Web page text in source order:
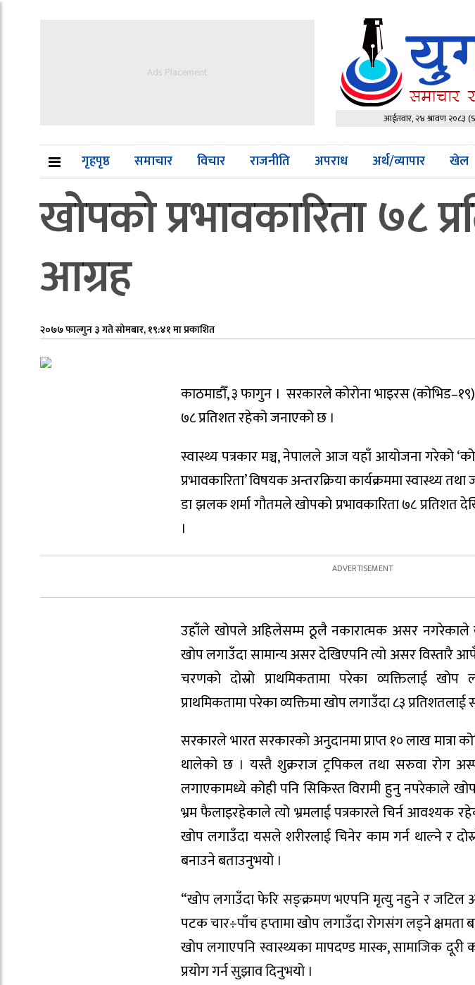
Ads Placement
आईतवार, २४ श्रावण २०८३
गृहपृष्ठ समाचार विचार राजनीति अपराध अर्थ/व्यापार खेल
खोपको प्रभावकारिता ७८
आग्रह
२०७७ फाल्गुन ३ गते सोमबार, १९:४१ मा प्रकाशित
काठमाडौँ, ३ फागुन । सरकारले कोरोना भाइरस (कोभिड–१९)
७८ प्रतिशत रहेको जनाएको छ ।
स्वास्थ्य पत्रकार मञ्च, नेपालले आज यहाँ आयोजना गरेको
प्रभावकारिता’ विषयक अन्तरक्रिया कार्यक्रममा स्वास्थ्य
डा झलक शर्मा गौतमले खोपको प्रभावकारिता ७८
।
उहाँले खोपले अहिलेसम्म ठूलै नकारात्मक असर नगरेकाले
खोप लगाउँदा सामान्य असर देखिएपनि त्यो असर विस्तारै
चरणको दोस्रो प्राथमिकतामा परेका व्यक्तिलाई
प्राथमिकतामा परेका व्यक्तिमा खोप लगाउँदा ८३
सरकारले भारत सरकारको अनुदानमा प्राप्त १० लाख
थालेको छ । यस्तै शुक्रराज ट्रपिकल तथा सरुवा रोग
लगाएकामध्ये कोही पनि सिकिस्त विरामी हुनु नपरेकाले
भ्रम फैलाइरहेकाले त्यो भ्रमलाई पत्रकारले चिर्न आवश्यक
खोप लगाउँदा यसले शरीरलाई चिनेर काम गर्न थाल्ने र
बनाउने बताउनुभयो ।
“खोप लगाउँदा फेरि सङ्क्रमण भएपनि मृत्यु नहुने र जटिल
पटक चार÷पाँच हप्तामा खोप लगाउँदा रोगसंग लड्ने क्षमता
खोप लगाएपनि स्वास्थ्यका मापदण्ड मास्क, सामाजिक दूरी
प्रयोग गर्न सुझाव दिनुभयो ।